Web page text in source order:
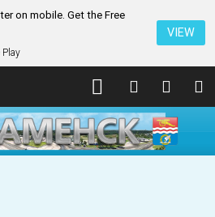
on mobile. Get the Free
Play
VIEW